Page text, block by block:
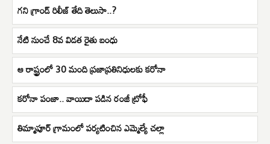
గని గ్రాండ్ రిలీజ్ తేది తెలుసా..?
నేటి నుంచే 8వ విడత రైతు బంధు
ఆ రాష్ట్రంలో 30 మంది ప్రజాప్రతినిధులకు కరోనా
కరోనా పంజా.. వాయిదా పడిన రంజీ ట్రోఫీ
తిమ్మాపూర్ గ్రామంలో పర్యటించిన ఎమ్మెల్యే చల్లా